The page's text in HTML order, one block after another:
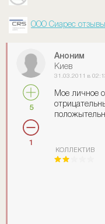
ООО Сиарес отзывы
5
1
Аноним
Киев
31.03.2011 в
Мое личное
КОЛЛЕКТИВ